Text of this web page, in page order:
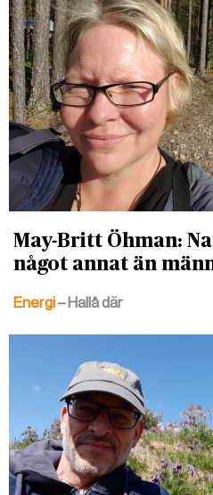
May-Britt Öhman:
något annat än
Energi– Hallå där